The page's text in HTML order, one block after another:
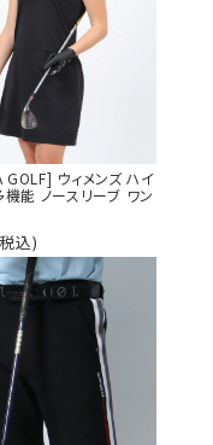
ウィメンズ ハイ
機能 ノースリーブ ワン
込)